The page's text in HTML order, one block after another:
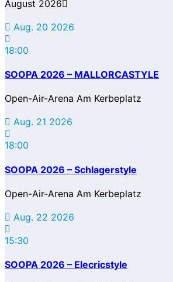
August 2026
Aug. 20 2026
18:00
SOOPA 2026 – MALLORCASTYLE
Open-Air-Arena Am Kerbeplatz
Aug. 21 2026
18:00
SOOPA 2026 – Schlagerstyle
Open-Air-Arena Am Kerbeplatz
Aug. 22 2026
15:30
SOOPA 2026 – Elecricstyle